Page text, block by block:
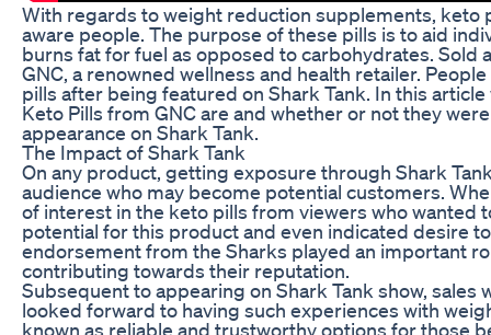
With regards to weight reduction supplements, keto
aware people. The purpose of these pills is to aid
burns fat for fuel as opposed to carbohydrates. Sold
GNC, a renowned wellness and health retailer.
pills after being featured on Shark Tank. In this
Keto Pills from GNC are and whether or not they
appearance on Shark Tank.
The Impact of Shark Tank
On any product, getting exposure through Shark
audience who may become potential customers.
of interest in the keto pills from viewers who wanted
potential for this product and even indicated desire
endorsement from the Sharks played an important
contributing towards their reputation.
Subsequent to appearing on Shark Tank show,
looked forward to having such experiences with
known as reliable and trustworthy options for those